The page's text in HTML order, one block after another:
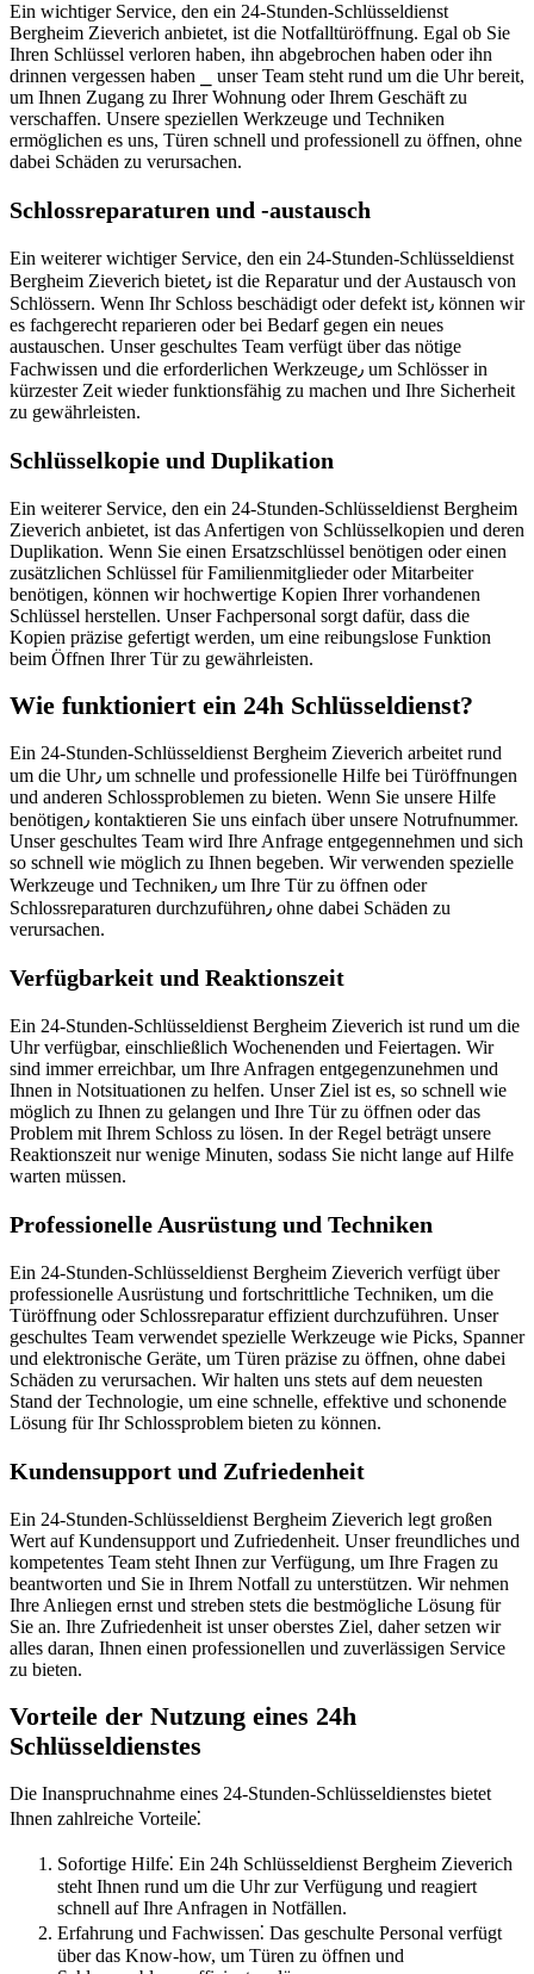
Ein wichtiger Service, den ein 24-Stunden-Schlüsseldienst
Bergheim Zieverich anbietet, ist die Notfalltüröffnung.​ Egal ob Sie
Ihren Schlüssel verloren haben, ihn abgebrochen haben oder ihn
drinnen vergessen haben ⎯ unser Team steht rund um die Uhr bereit,
um Ihnen Zugang zu Ihrer Wohnung oder Ihrem Geschäft zu
verschaffen.​ Unsere speziellen Werkzeuge und Techniken
ermöglichen es uns, Türen schnell und professionell zu öffnen, ohne
dabei Schäden zu verursachen.​
Schlossreparaturen und -austausch
Ein weiterer wichtiger Service, den ein 24-Stunden-Schlüsseldienst
Bergheim Zieverich bietet٫ ist die Reparatur und der Austausch von
Schlössern.​ Wenn Ihr Schloss beschädigt oder defekt ist٫ können wir
es fachgerecht reparieren oder bei Bedarf gegen ein neues
austauschen.​ Unser geschultes Team verfügt über das nötige
Fachwissen und die erforderlichen Werkzeuge٫ um Schlösser in
kürzester Zeit wieder funktionsfähig zu machen und Ihre Sicherheit
zu gewährleisten.
Schlüsselkopie und Duplikation
Ein weiterer Service, den ein 24-Stunden-Schlüsseldienst Bergheim
Zieverich anbietet, ist das Anfertigen von Schlüsselkopien und deren
Duplikation.​ Wenn Sie einen Ersatzschlüssel benötigen oder einen
zusätzlichen Schlüssel für Familienmitglieder oder Mitarbeiter
benötigen, können wir hochwertige Kopien Ihrer vorhandenen
Schlüssel herstellen.​ Unser Fachpersonal sorgt dafür, dass die
Kopien präzise gefertigt werden, um eine reibungslose Funktion
beim Öffnen Ihrer Tür zu gewährleisten.​
Wie funktioniert ein 24h Schlüsseldienst?​
Ein 24-Stunden-Schlüsseldienst Bergheim Zieverich arbeitet rund
um die Uhr٫ um schnelle und professionelle Hilfe bei Türöffnungen
und anderen Schlossproblemen zu bieten.​ Wenn Sie unsere Hilfe
benötigen٫ kontaktieren Sie uns einfach über unsere Notrufnummer.​
Unser geschultes Team wird Ihre Anfrage entgegennehmen und sich
so schnell wie möglich zu Ihnen begeben.​ Wir verwenden spezielle
Werkzeuge und Techniken٫ um Ihre Tür zu öffnen oder
Schlossreparaturen durchzuführen٫ ohne dabei Schäden zu
verursachen.​
Verfügbarkeit und Reaktionszeit
Ein 24-Stunden-Schlüsseldienst Bergheim Zieverich ist rund um die
Uhr verfügbar, einschließlich Wochenenden und Feiertagen. Wir
sind immer erreichbar, um Ihre Anfragen entgegenzunehmen und
Ihnen in Notsituationen zu helfen.​ Unser Ziel ist es, so schnell wie
möglich zu Ihnen zu gelangen und Ihre Tür zu öffnen oder das
Problem mit Ihrem Schloss zu lösen.​ In der Regel beträgt unsere
Reaktionszeit nur wenige Minuten, sodass Sie nicht lange auf Hilfe
warten müssen.​
Professionelle Ausrüstung und Techniken
Ein 24-Stunden-Schlüsseldienst Bergheim Zieverich verfügt über
professionelle Ausrüstung und fortschrittliche Techniken, um die
Türöffnung oder Schlossreparatur effizient durchzuführen.​ Unser
geschultes Team verwendet spezielle Werkzeuge wie Picks, Spanner
und elektronische Geräte, um Türen präzise zu öffnen, ohne dabei
Schäden zu verursachen.​ Wir halten uns stets auf dem neuesten
Stand der Technologie, um eine schnelle, effektive und schonende
Lösung für Ihr Schlossproblem bieten zu können.​
Kundensupport und Zufriedenheit
Ein 24-Stunden-Schlüsseldienst Bergheim Zieverich legt großen
Wert auf Kundensupport und Zufriedenheit.​ Unser freundliches und
kompetentes Team steht Ihnen zur Verfügung, um Ihre Fragen zu
beantworten und Sie in Ihrem Notfall zu unterstützen. Wir nehmen
Ihre Anliegen ernst und streben stets die bestmögliche Lösung für
Sie an.​ Ihre Zufriedenheit ist unser oberstes Ziel, daher setzen wir
alles daran, Ihnen einen professionellen und zuverlässigen Service
zu bieten.
Vorteile der Nutzung eines 24h
Schlüsseldienstes
Die Inanspruchnahme eines 24-Stunden-Schlüsseldienstes bietet
Ihnen zahlreiche Vorteile⁚
Sofortige Hilfe⁚ Ein 24h Schlüsseldienst Bergheim Zieverich
steht Ihnen rund um die Uhr zur Verfügung und reagiert
schnell auf Ihre Anfragen in Notfällen.​
Erfahrung und Fachwissen⁚ Das geschulte Personal verfügt
über das Know-how, um Türen zu öffnen und